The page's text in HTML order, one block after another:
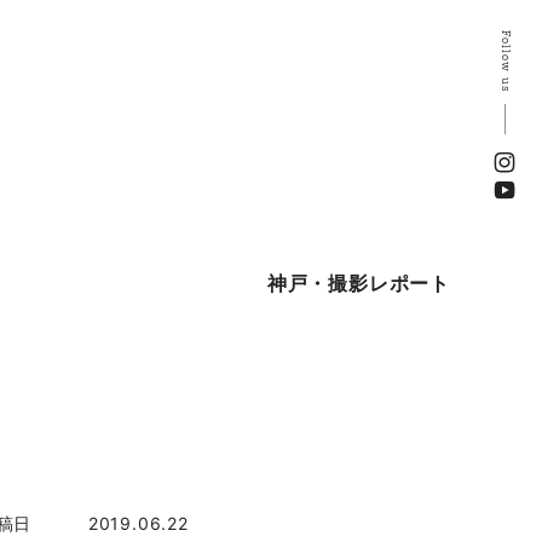
神戸・撮影レポート
Follow us
日
2019.06.22